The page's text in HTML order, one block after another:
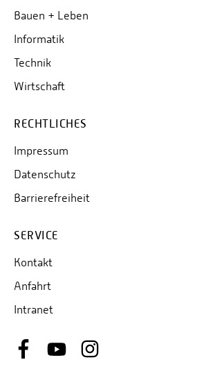
Bauen + Leben
Informatik
Technik
Wirtschaft
RECHTLICHES
Impressum
Datenschutz
Barrierefreiheit
SERVICE
Kontakt
Anfahrt
Intranet